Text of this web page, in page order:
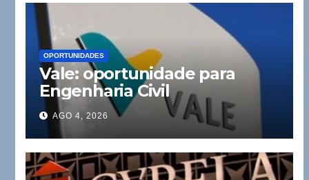
OPORTUNIDADES
Vale: oportunidade para
Engenharia Civil
AGO 4, 2026